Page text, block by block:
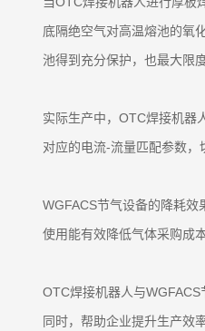
底隔绝空气对高温熔池的氧
池得到充分保护，也最大限
实际生产中，OTC焊接机器
对应的电流-流量匹配参数
WGFACS节气设备的降耗
使用能有效降低气体采购成
OTC焊接机器人与
同时，帮助企业提升生产效